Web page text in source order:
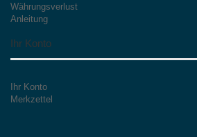
Währungsverlust
Anleitung
Ihr Konto
Ihr Konto
Merkzettel